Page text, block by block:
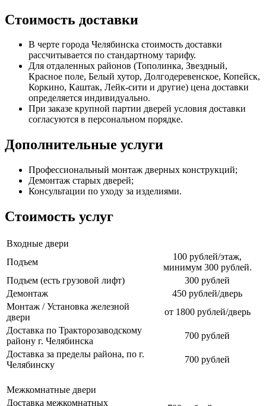
Стоимость доставки
В черте города Челябинска стоимость доставки
рассчитывается по стандартному тарифу.
Для отдаленных районов (Тополинка, Звездный,
Красное поле, Белый хутор, Долгодеревенское, Копейск,
Коркино, Каштак, Лейк-сити и другие) цена доставки
определяется индивидуально.
При заказе крупной партии дверей условия доставки
согласуются в персональном порядке.
Дополнительные услуги
Профессиональный монтаж дверных конструкций;
Демонтаж старых дверей;
Консультации по уходу за изделиями.
Стоимость услуг
Входные двери
Подъем
100 рублей/этаж,
минимум 300 рублей.
Подъем (есть грузовой лифт)
300 рублей
Демонтаж
450 рублей/дверь
Монтаж / Установка железной
двери
от 1800 рублей/дверь
Доставка по Тракторозаводскому
району г. Челябинска
700 рублей
Доставка за пределы района, по г.
Челябинску
700 рублей
Межкомнатные двери
Доставка межкомнатных